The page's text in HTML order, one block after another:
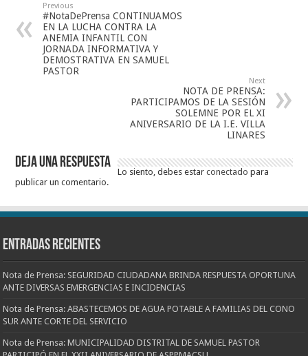
Previous
#NotaDePrensa CONTINUAMOS
EN LA LUCHA CONTRA LA
ANEMIA INFANTIL CON
JORNADA INFORMATIVA Y
DEMOSTRATIVA EN SAMUEL
PASTOR
Next
NOTA DE PRENSA:
PARTICIPAMOS DE LA SESIÓN
SOLEMNE POR EL XI
ANIVERSARIO DE LA I.E. VILLA
LINARES
Deja una respuesta
Lo siento, debes estarconectado para
publicar un comentario.
Entradas recientes
Nota de Prensa: SEGURIDAD CIUDADANA BRINDA RESPUESTA OPORTUNA
ANTE DIVERSAS EMERGENCIAS E INCIDENCIAS
Nota de Prensa: ABASTECEMOS DE AGUA POTABLE A FAMILIAS DEL CONO
SUR ANTE CORTE DEL SERVICIO
Nota de Prensa: MUNICIPALIDAD DISTRITAL DE SAMUEL PASTOR